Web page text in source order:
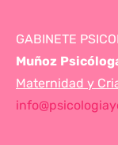
GABINETE
Muñoz
Maternidad y